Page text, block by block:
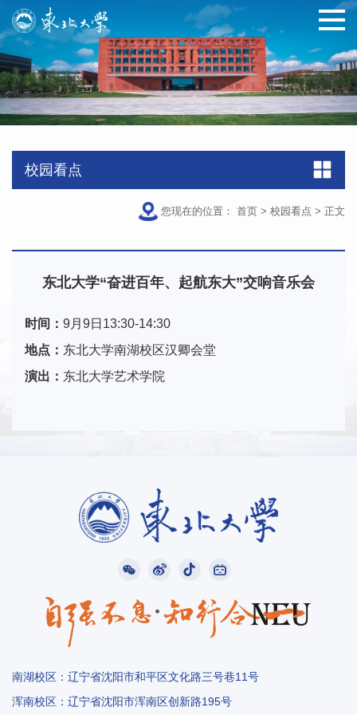
校园看点
您现在的位置： 首页 > 校园看点 > 正文
东北大学“奋进百年、起航东大”交响音乐会
时间： 9月9日13:30-14:30
地点： 东北大学南湖校区汉卿会堂
演出： 东北大学艺术学院
南湖校区：辽宁省沈阳市和平区文化路三号巷11号
浑南校区：辽宁省沈阳市浑南区创新路195号